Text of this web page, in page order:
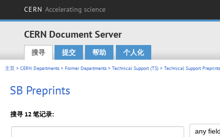
CERN Accelerating science
CERN Document Server
Main menu
搜寻 提交 帮助 个人化
主页 > CERN Departments > Former Departments > Technical Support (TS) > Technical Support Preprints
SB Preprints
搜寻 12 笔记录: